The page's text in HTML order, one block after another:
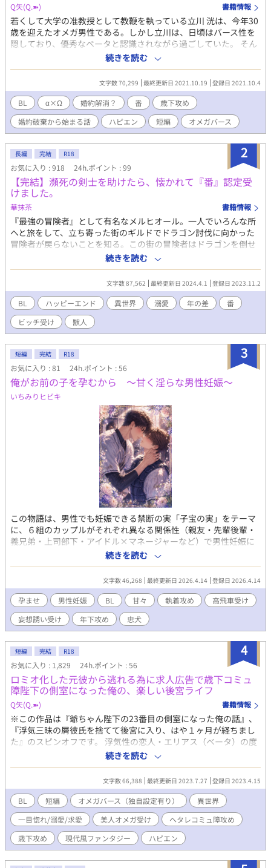
Q矢(Q.➽) 書籍情報
若くして大学の准教授として教鞭を執っている立川 洸は、今年30
歳を迎えたオメガ男性である。しかし立川は、日頃はバース性を
隠しており、優秀なベータと認識されながら過ごしていた。 そん
な彼は今、番であり婚約者でもある教え子の藤川 丞に婚約の解消
を申し入れられている。 婚約解消、番の解除という、オメガにと
っては致命的な宣告である筈の申し出を、すんなり受け入れた立
川。あまりにもあっさりとした立川の態度に、逆に戸惑う藤川。
番を解除し、別々の道を歩き始めた2人だったが、一人で解除の負
荷を背負った立川の身にはある異変が起きていた。 それから間も
なく、立川は大学を辞め姿を消す。消えた立川を捜す藤川だった
が、その消息を掴めぬまま数年が経ち…。 ひと目惚れから全力で
恋をしたアルファ・藤川と、歳上である事に負い目を感じながら
も、無自覚に藤川に対する気持ちを胸の中に育て始めたオメガ・
立川。 すれ違うばかりの2人の想いが重なる日は果たしてやって
くるのか―――。 ◆立川 洸（たちかわ こう）30歳 ベータを装っ
て生きてきたオメガ。容姿は小綺麗だが平凡の域。天涯孤独。 ◆
藤川 丞（ふじかわ たすく）20歳 恵まれた生まれ育ちのアルファ
故に、群がってくる他人にうんざりしていたが、初めて見た立川
の姿に惹かれ…。 ※オメガバース・独自設定あり 〜オメガバース
とは ★男性、女性という基本性別の上に、それぞれα(アルファ)、
β(ベータ)、Ω(オメガ)という第2性が存在する世界観の事です。 ★
総人口の10%ほどしかいない優性種として生まれるαは、高い知
能や才能、身体能力、カリスマ性や独特のオーラを有して生まれ
る場合が殆どであり、早くからその片鱗を見せたりもする為、世
界は彼らによって牽引されていると言われています。 ★対して、
やはり人口の10〜15%であるΩは、発現すれば男性であっても妊
娠・出産が可能な性です。 ★αはΩに、Ωはαに本能的に惹きつけ
られるようになっており、その度合いは遺伝子レベルで違いがあ
ります。 ★αとΩは性別に関わらず番(つがい)と呼ばれる契約を交
わし、無二のパートナーになる事が可能。番契約は通常、ヒート
(発情期)の性交時にαがΩのうなじに噛み跡を付ける事で成立しま
す。 なお、発現した後に訪れるヒート(発情期)時に放出するフェ
ロモンはαのヒートを誘発してしまう為、定期的に専門医に通院し
抑制剤を服用する事で望まぬ事故を未然に防ぐ努力が求められて
続きを読む
文字数 70,299 最終更新日 2021.10.19 登録日 2021.10.4
BL ‪α‬×Ω 婚約解消？ 番
歳下攻め
婚約破棄から始まる話
ハピエン 短編 オメガバース
2
長編 完結 R18
お気に入り : 918 24h.ポイント : 99
【完結】瀕死の剣士を助けたら、懐かれて『番』認定受
けました。
華抹茶 書籍情報
『最強の冒険者』として有名なメルヒオール。一人でいろんな所
へと旅をして、立ち寄った街のギルドでドラゴン討伐に向かった
冒険者が戻らないことを知る。この街の冒険者はドラゴンを倒せ
る人はおらず、メルヒオールは「それなら自分が行ってくる」と
ギルドを出た。 そしてドラゴンが現れたという場所へ行ってみれ
ば、伝説のドラゴンである『エンシェントドラゴン』が一人の剣
士を殺そうとしていたところだった。 メルヒオールはそのドラゴ
ンを倒し、瀕死だった剣士を救ったことから懐かれてしまう。 瀕
死だった剣士（童貞の歳下攻め）×最強の冒険者（ビッチの歳上
受け） ●約7万字ほどの中編です。全22話。 ●特にR18シーンに
印をつけたりしてないです。（そういうシーン多いので） ●最終
話まで執筆済み
続きを読む
文字数 87,562 最終更新日 2024.4.1 登録日 2023.11.2
BL ハッピーエンド 異世界 溺愛 年の差
番
ビッチ受け
獣人
3
短編 完結 R18
お気に入り : 81 24h.ポイント : 56
俺がお前の子を孕むから 〜甘く淫らな男性妊娠〜
いちみりヒビキ
この物語は、男性でも妊娠できる禁断の実「子宝の実」をテーマ
に、６組のカップルがそれぞれ異なる関係性（親友・先輩後輩・
義兄弟・上司部下・アイドル×マネージャーなど）で男性妊娠に
至る、甘さ・ハードさ・背徳感・ほのぼの感を織り交ぜた孕ませ
特化のBL短編集 ※表紙はＡＩイラスト ボーイズラブ / BL / 男性妊
娠 / 甘々 / 孕ませ / アナル子宮 / 子宝の実 ◾️１スパダリ課長と妄想
受けの孕ませ生活 〜課長の赤ちゃんが欲しい！〜 上司x部下 妄
想誘い受け ◾️２ドSピッチャーの孕ませバッテリー 〜親友の腹は俺
の子でパンパン〜 親友同士 ドS攻め ◾️３ハードボイルド先輩後
輩のリバ妊娠 〜任務の果てに誓う孕ませ愛〜 先輩x後輩 ハード
ボイルド ◾️４子持ち夫婦の甘えん坊孕み生活 〜俺だけ見てて…全
部俺にくれよ〜 歳下攻め 子持ち ◾️５高飛車アイドルは忠犬孕ま
せ攻めに甘々屈服 〜俺のアナルに中出し許可してやる〜 高飛車受
け 忠犬攻め ◾️６義弟を孕ます禁断の執着愛 〜弟の恋人は俺だ
け〜 義兄弟 執着攻め ◾️７続・スパダリ課長と妄想受けの孕ませ
生活 〜やっぱり課長の赤ちゃんが欲しい！〜 上司x部下 オモチ
ャ攻め
続きを読む
文字数 46,268 最終更新日 2026.4.14 登録日 2026.4.14
孕ませ 男性妊娠 BL 甘々 執着攻め
高飛車受け
妄想誘い受け
年下攻め 忠犬
4
短編 完結 R18
お気に入り : 1,829 24h.ポイント : 56
ロミオ化した元彼から逃れる為に求人広告で歳下コミュ
障陛下の側室になった俺の、楽しい後宮ライフ
Q矢(Q.➽) 書籍情報
※この作品は『爺ちゃん陛下の23番目の側室になった俺の話』、
『浮気三昧の屑彼氏を捨てて後宮に入り、はや１ヶ月が経ちまし
た』のスピンオフです。 浮気性の恋人・エリアス（ベータ）の度
重なる裏切りに愛想を尽かして別れを告げ、皇宮内に就職したオ
メガのユウリン。 しかしそこは、この国の皇帝の後宮だった。 後
宮は高給、などと呑気に3食昼寝付き＋珍しいオヤツ付きという、
楽しくダラケた日々を送るユウリンだったが、１ヶ月ほどしたあ
る日、突然の夜伽の命が。 そして、その夜初めて出会った皇帝陛
下は、ユウリンの想像をはるかに裏切る人物だった。 兄さん女房
的美人オメガ（♂）と、歳下ヘタレ陛下のイチャラブ後宮ライフ
が始...まります。 ◆ユウリン（夕凛）・男性オメガ 20歳 長めの黒
髪 金茶の瞳 東洋系の美形 容姿は結構いい線いってる自覚あり ラ
続きを読む
文字数 66,388 最終更新日 2023.7.27 登録日 2023.4.15
BL 短編 オメガバース（独自設定有り）
異世界
一目惚れ/溺愛/求愛
美人オメガ受け
ヘタレコミュ障攻め
歳下攻め
現代風ファンタジー ハピエン